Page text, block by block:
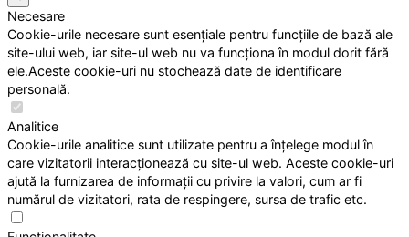
Necesare
Cookie-urile necesare sunt esențiale pentru funcțiile de bază ale
site-ului web, iar site-ul web nu va funcționa în modul dorit fără
ele.Aceste cookie-uri nu stochează date de identificare
personală.
Analitice
Cookie-urile analitice sunt utilizate pentru a înțelege modul în
care vizitatorii interacționează cu site-ul web. Aceste cookie-uri
ajută la furnizarea de informații cu privire la valori, cum ar fi
numărul de vizitatori, rata de respingere, sursa de trafic etc.